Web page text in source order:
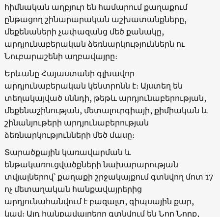
հիմնական աղբյուր են համարում քաղաքում
ընթացող շինարարական աշխատանքները,
մեքենաների չափազանց մեծ քանակը,
արդյունաբերական ձեռնարկություններն ու
Նուբարաշենի աղբավայրը։
Երևանը Հայաստանի գլխավոր
արդյունաբերական կենտրոնն է։ Այստեղ են
տեղակայված սննդի, թեթև արդյունաբերության,
մեքենաշինության, մետալուրգիայի, քիմիական և
շինանյութերի արդյունաբերության
ձեռնարկությունների մեծ մասը։
Տարածքային կառավարման և
ենթակառուցվածքների նախարարության
տվյալներով՝ քաղաքի շրջակայքում գտնվող մոտ 17
ոչ մետաղական հանքավայրերից
արդյունահանվում է բազալտ, գիպսային քար,
կավ։ Այդ հանքավայրերը գտնվում են Նոր Նորք,